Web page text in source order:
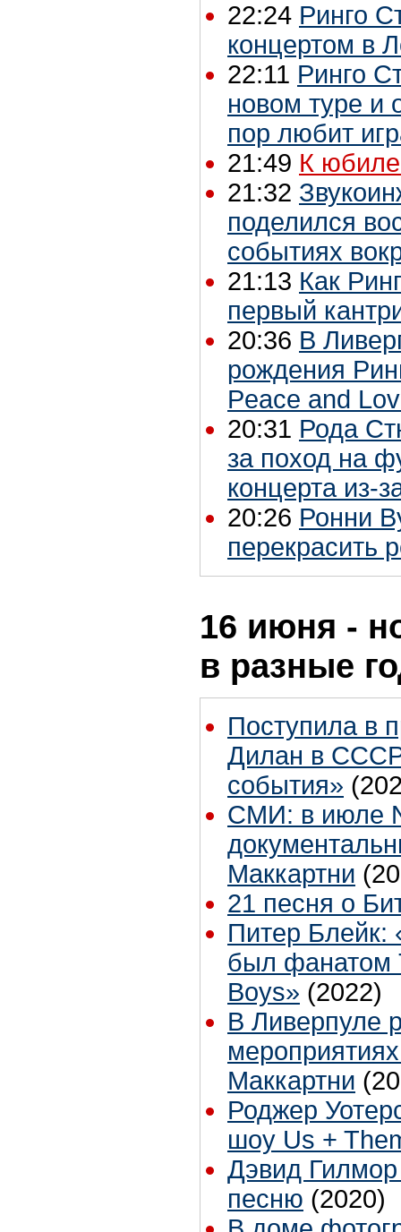
22:24 Ринго
концертом в
22:11 Ринго
новом туре и
пор любит
21:49 К
21:32
поделился
событиях
21:13 Как
первый
20:36 В
рождения
Peace and
20:31 Рода
за поход на
концерта из-
20:26 Ронни
перекрасить
16 июня -
в разные
Поступила в
Дилан в
события»
СМИ: в июле
Маккартни
21 песня о
Питер Блейк:
был фанатом
Boys» (2022)
В Ливерпуле
Маккартни
Роджер
шоу Us +
Дэвид
песню (2020)